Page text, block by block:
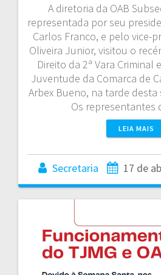
A diretoria da OAB
representada por seu
Carlos Franco, e pelo vice-
Oliveira Junior, visitou o
Direito da 2ª Vara Criminal
Juventude da Comarca de
Arbex Bueno, na tarde desta
Os representantes
LEIA MAIS
Secretaria 17 de